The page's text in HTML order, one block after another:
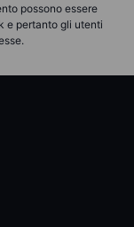
possono essere
e pertanto gli utenti